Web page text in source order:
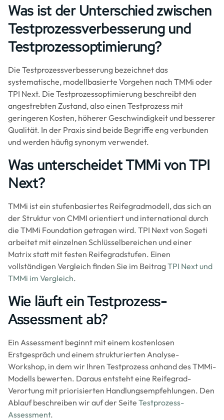
Was ist der Unterschied zwischen
Testprozessverbesserung und
Testprozessoptimierung?
Die Testprozessverbesserung bezeichnet das
systematische, modellbasierte Vorgehen nach TMMi oder
TPI Next. Die Testprozessoptimierung beschreibt den
angestrebten Zustand, also einen Testprozess mit
geringeren Kosten, höherer Geschwindigkeit und besserer
Qualität. In der Praxis sind beide Begriffe eng verbunden
und werden häufig synonym verwendet.
Was unterscheidet TMMi von TPI
Next?
TMMi ist ein stufenbasiertes Reifegradmodell, das sich an
der Struktur von CMMI orientiert und international durch
die TMMi Foundation getragen wird. TPI Next von Sogeti
arbeitet mit einzelnen Schlüsselbereichen und einer
Matrix statt mit festen Reifegradstufen. Einen
vollständigen Vergleich finden Sie im BeitragTPI Next und
TMMi im Vergleich.
Wie läuft ein Testprozess-
Assessment ab?
Ein Assessment beginnt mit einem kostenlosen
Erstgespräch und einem strukturierten Analyse-
Workshop, in dem wir Ihren Testprozess anhand des TMMi-
Modells bewerten. Daraus entsteht eine Reifegrad-
Verortung mit priorisierten Handlungsempfehlungen. Den
Ablauf beschreiben wir auf der Seite Testprozess-
Assessment.